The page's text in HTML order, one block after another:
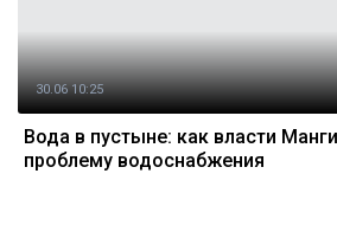
30.06 10:25
Вода в пустыне: как власти
проблему водоснабжения